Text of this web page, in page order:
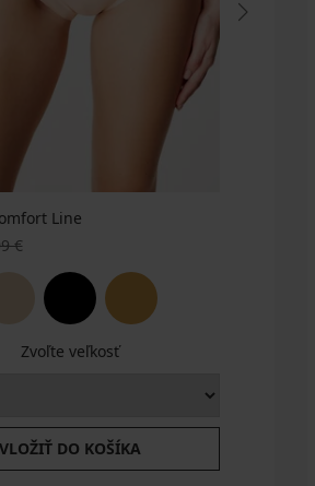
Line
€
Zvoľte veľkosť
VLOŽIŤ DO KOŠÍKA